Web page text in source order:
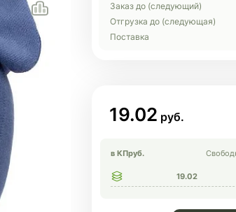
Заказ до (следующий)
Отгрузка до (следующая)
Поставка
19.02
в КПруб.
19.02